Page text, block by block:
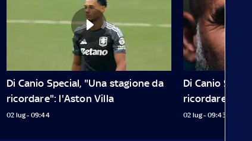
Di Canio Special, "Una stagione da
ricordare": l'Aston Villa
02 lug - 09:44
Di Canio
ricordare": il
02 lug - 09:43